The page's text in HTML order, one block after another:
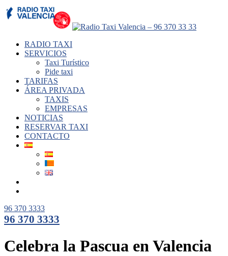
RADIO TAXI
SERVICIOS
Taxi Turístico
Pide taxi
TARIFAS
ÁREA PRIVADA
TAXIS
EMPRESAS
NOTICIAS
RESERVAR TAXI
CONTACTO
96 370 3333
96 370 3333
Celebra la Pascua en Valencia